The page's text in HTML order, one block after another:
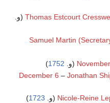
Thomas Estcourt
Samuel Martin
(و. 1752
)
December 6 – Jonathan
Nicole-Reine
1723
)